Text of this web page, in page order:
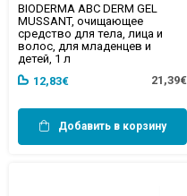
BIODERMA ABC DERM GEL
MUSSANT, очищающее
средство для тела, лица и
волос, для младенцев и
детей, 1 л
12,83€
21,39€
Добавить в корзину